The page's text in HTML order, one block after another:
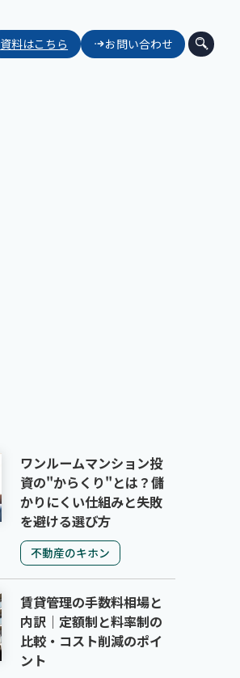
資料はこちら お問い合わせ
ワンルームマンション投
資の"からくり"とは？儲
かりにくい仕組みと失敗
を避ける選び方
不動産のキホン
賃貸管理の手数料相場と
内訳｜定額制と料率制の
比較・コスト削減のポイ
ント